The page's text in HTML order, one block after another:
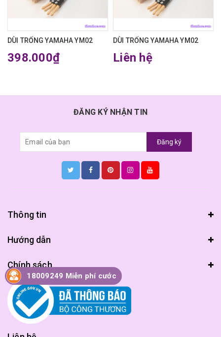
DÙI TRỐNG YAMAHA YM02
398.000₫
DÙI TRỐNG YAMAHA YM02
Liên hệ
ĐĂNG KÝ NHẬN TIN
Đăng ký
Thông tin
Hướng dẫn
Chính sách
18009249 Miễn phí cước